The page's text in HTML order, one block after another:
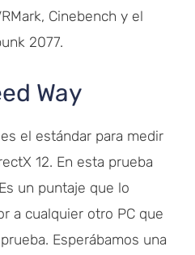
Cinebench y el
2077.
Way
el estándar para medir
12. En esta prueba
un puntaje que lo
a cualquier otro PC que
Esperábamos una